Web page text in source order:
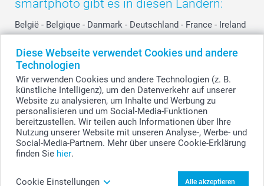
Diese Webseite verwendet Cookies und andere
Technologien
Wir verwenden Cookies und andere Technologien (z. B.
künstliche Intelligenz), um den Datenverkehr auf unserer
Website zu analysieren, um Inhalte und Werbung zu
personalisieren und um Social-Media-Funktionen
bereitzustellen. Wir teilen auch Informationen über Ihre
Nutzung unserer Website mit unseren Analyse-, Werbe- und
Social-Media-Partnern. Mehr über unsere Cookie-Erklärung
finden Sie hier.
Cookie Einstellungen Alle akzeptieren
smartphoto gibt es in diesen Ländern:
België - Belgique - Danmark - Deutschland - France - Ireland
Switzerland - Suomi - Sverige - United Kingdom -
Other Countries
Alle Preise verstehen sich in Schweizer Franken (CHF) inkl. MwSt. und zzgl.
Versandkosten.